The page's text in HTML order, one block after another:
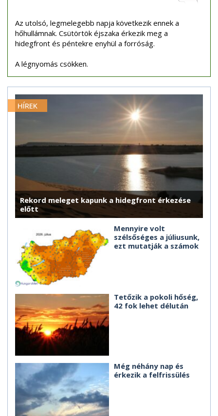
Az utolsó, legmelegebb napja következik ennek a
hőhullámnak. Csütörtök éjszaka érkezik meg a
hidegfront és péntekre enyhül a forróság.
A légnyomás csökken.
HÍREK
Rekord meleget kapunk a hidegfront érkezése
előtt
Mennyire volt
szélsőséges a júliusunk,
ezt mutatják a számok
Tetőzik a pokoli hőség,
42 fok lehet délután
Még néhány nap és
érkezik a felfrissülés